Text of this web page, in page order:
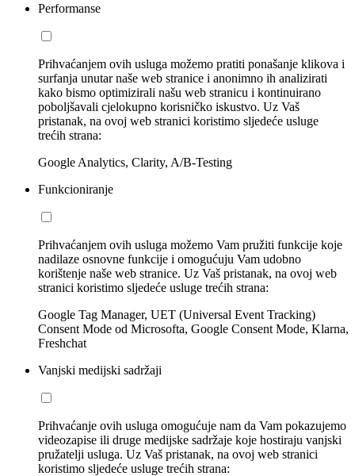
Performanse
Prihvaćanjem ovih usluga možemo pratiti ponašanje klikova i
surfanja unutar naše web stranice i anonimno ih analizirati
kako bismo optimizirali našu web stranicu i kontinuirano
poboljšavali cjelokupno korisničko iskustvo. Uz Vaš
pristanak, na ovoj web stranici koristimo sljedeće usluge
trećih strana:
Google Analytics, Clarity, A/B-Testing
Funkcioniranje
Prihvaćanjem ovih usluga možemo Vam pružiti funkcije koje
nadilaze osnovne funkcije i omogućuju Vam udobno
korištenje naše web stranice. Uz Vaš pristanak, na ovoj web
stranici koristimo sljedeće usluge trećih strana:
Google Tag Manager, UET (Universal Event Tracking)
Consent Mode od Microsofta, Google Consent Mode, Klarna,
Freshchat
Vanjski medijski sadržaji
Prihvaćanje ovih usluga omogućuje nam da Vam pokazujemo
videozapise ili druge medijske sadržaje koje hostiraju vanjski
pružatelji usluga. Uz Vaš pristanak, na ovoj web stranici
koristimo sljedeće usluge trećih strana: